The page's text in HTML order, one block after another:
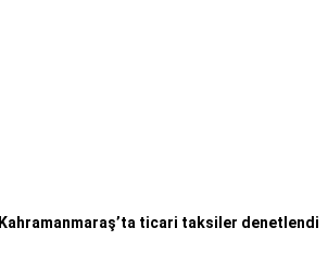
Kahramanmaraş’ta ticari taksiler denetlendi